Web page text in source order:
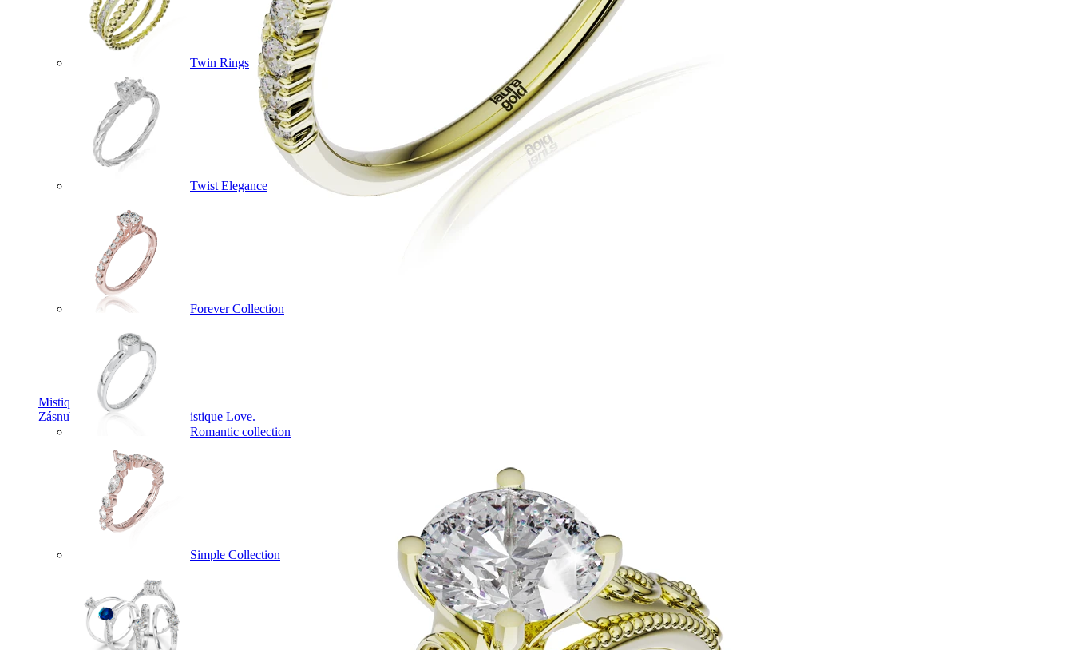
Mistique Love
Zásnubné prstne z kolekcie Mistique Love.
Twin Rings
Twist Elegance
Forever Collection
Romantic collection
Simple Collection